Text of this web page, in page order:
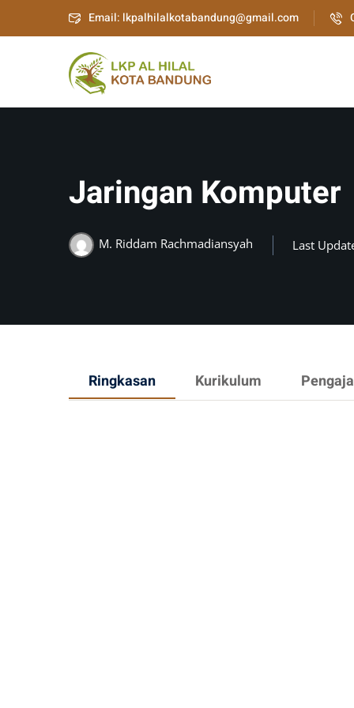
Email: lkpalhilalkotabandung@gmail.com
Jaringan Komputer
M. Riddam Rachmadiansyah Last
Ringkasan Kurikulum